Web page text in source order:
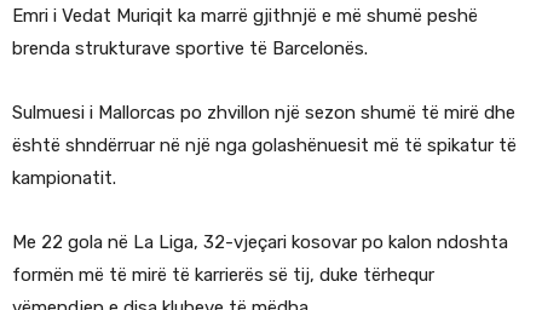
Emri i Vedat Muriqit ka marrë gjithnjë e më shumë peshë
brenda strukturave sportive të Barcelonës.
Sulmuesi i Mallorcas po zhvillon një sezon shumë të mirë dhe
është shndërruar në një nga golashënuesit më të spikatur të
kampionatit.
Me 22 gola në La Liga, 32-vjeçari kosovar po kalon ndoshta
formën më të mirë të karrierës së tij, duke tërhequr